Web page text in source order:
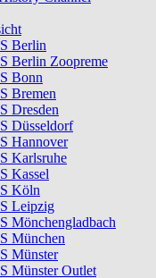
Berlin
Berlin Zoopreme
Bonn
Bremen
Dresden
Düsseldorf
Hannover
Karlsruhe
Kassel
Köln
Leipzig
Mönchengladbach
München
Münster
Münster Outlet